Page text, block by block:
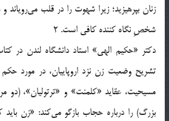
زنان بپرهيزيد؛ زيرا شهوت را در قلب مي‌روياند
شخصِ نگاه كننده كافي است. 2
دكتر «حكيم الهي» استاد دانشگاه لندن در
تشريح وضعيت زن نزد اروپاييان، در مورد
مسيحيت، عقايد «كلمنت» و «ترتوليان»،
بزرگ) را درباره حجاب بازگو مي‌كند: «زن